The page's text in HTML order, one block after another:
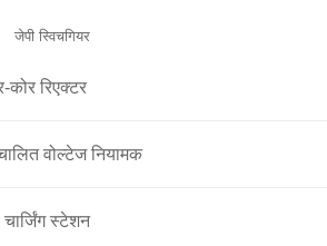
जेपी स्विचगियर
कोर रिएक्टर
वोल्टेज नियामक
चार्जिंग स्टेशन